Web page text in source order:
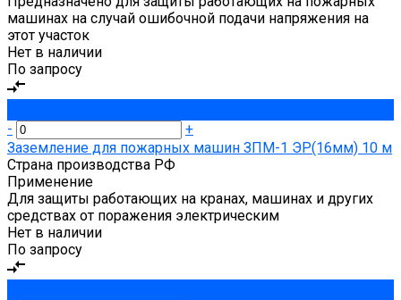
машинах на случай ошибочной подачи напряжения на
этот участок
Нет в наличии
По запросу
-
+
Заземление для пожарных машин ЗПМ-1 ЭР(16мм) 10 м
Страна производства РФ
Применение
Для защиты работающих на кранах, машинах и других
средствах от поражения электрическим
Нет в наличии
По запросу